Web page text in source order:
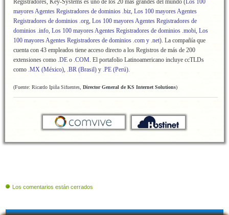
Registradores, Key-Systems es uno de los 20 más grandes del mundo (Los 100
mayores Agentes Registradores de dominios .biz, Los 100 mayores Agentes
Registradores de dominios .org, Los 100 mayores Agentes Registradores de
dominios .info, Los 100 mayores Agentes Registradores de dominios .mobi, Los
100 mayores Agentes Registradores de dominios .com y .net). La compañía que
cuenta con 43 empleados tiene acceso directo a los Registros de más de 200
extensiones como .DE o .COM. El portafolio Latinoamericano incluye ccTLDs
como .MX (México), .BR (Brasil) y .PE (Perú).
(Fuente: Ricardo Ipiña Sifuentes, Director General de KS Internet Solutions)
Los comentarios están cerrados